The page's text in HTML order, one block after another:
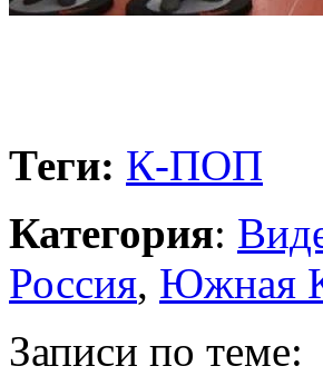
Теги: К-ПОП
Категория:
Россия, Южная
Записи по теме: